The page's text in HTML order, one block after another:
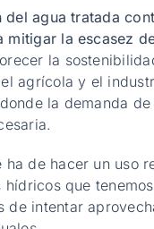
del agua tratada
mitigar la escasez
la
agrícola y el
la demanda
ha de hacer un uso
hídricos que
de intentar